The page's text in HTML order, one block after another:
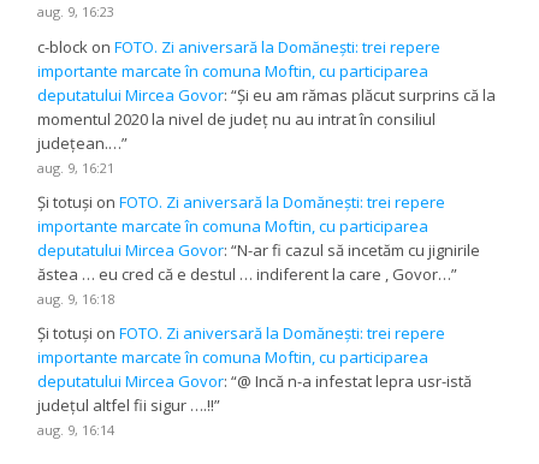
aug. 9, 16:23
c-block onFOTO. Zi aniversară la Domănești: trei repere
importante marcate în comuna Moftin, cu participarea
deputatului Mircea Govor: “Și eu am rămas plăcut surprins că la
momentul 2020 la nivel de județ nu au intrat în consiliul
județean.…”
aug. 9, 16:21
Și totuși onFOTO. Zi aniversară la Domănești: trei repere
importante marcate în comuna Moftin, cu participarea
deputatului Mircea Govor: “N-ar fi cazul să incetăm cu jignirile
ăstea … eu cred că e destul … indiferent la care , Govor…”
aug. 9, 16:18
Și totuși onFOTO. Zi aniversară la Domănești: trei repere
importante marcate în comuna Moftin, cu participarea
deputatului Mircea Govor: “@ Incă n-a infestat lepra usr-istă
județul altfel fii sigur ….!!”
aug. 9, 16:14